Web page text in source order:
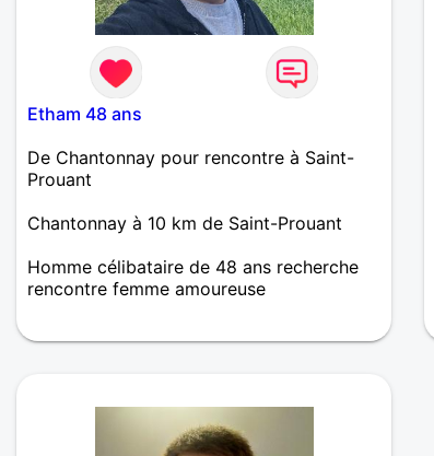
Etham 48 ans
De Chantonnay pour rencontre à Saint-
Prouant
Chantonnay à 10 km de Saint-Prouant
Homme célibataire de 48 ans recherche
rencontre femme amoureuse
respectueux et honnête avec de vrai